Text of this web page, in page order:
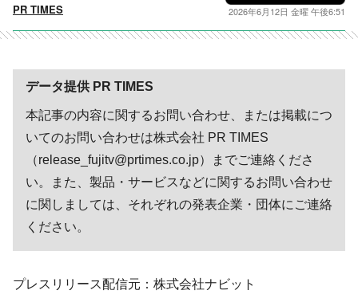
PR TIMES 2026年6月12日 金曜 午後6:51
データ提供 PR TIMES
本記事の内容に関するお問い合わせ、または掲載につ
いてのお問い合わせは株式会社 PR TIMES
（release_fujitv@prtimes.co.jp）までご連絡くださ
い。また、製品・サービスなどに関するお問い合わせ
に関しましては、それぞれの発表企業・団体にご連絡
ください。
プレスリリース配信元：株式会社ナビット